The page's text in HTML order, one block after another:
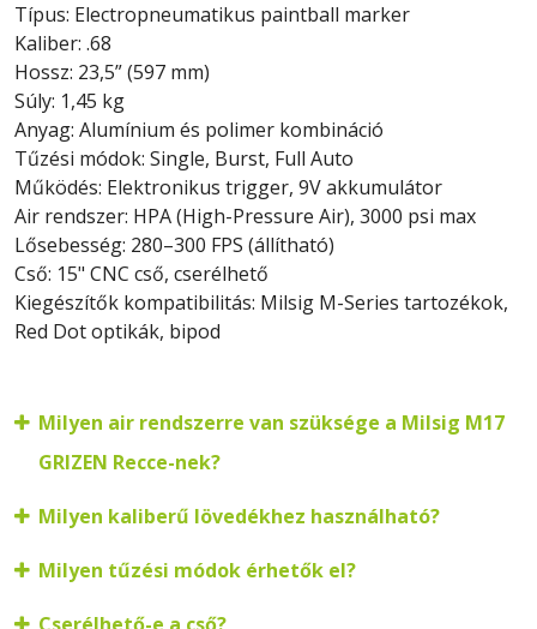
Típus: Electropneumatikus paintball marker
Kaliber: .68
Hossz: 23,5” (597 mm)
Súly: 1,45 kg
Anyag: Alumínium és polimer kombináció
Tűzési módok: Single, Burst, Full Auto
Működés: Elektronikus trigger, 9V akkumulátor
Air rendszer: HPA (High-Pressure Air), 3000 psi max
Lősebesség: 280–300 FPS (állítható)
Cső: 15" CNC cső, cserélhető
Kiegészítők kompatibilitás: Milsig M-Series tartozékok,
Red Dot optikák, bipod
Milyen air rendszerre van szüksége a Milsig M17
GRIZEN Recce-nek?
Milyen kaliberű lövedékhez használható?
Milyen tűzési módok érhetők el?